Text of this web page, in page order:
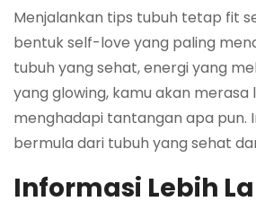
Menjalankan tips tubuh tetap fit
bentuk self-love yang paling
tubuh yang sehat, energi yang
yang glowing, kamu akan
menghadapi tantangan apa pun.
bermula dari tubuh yang sehat
Informasi Lebih